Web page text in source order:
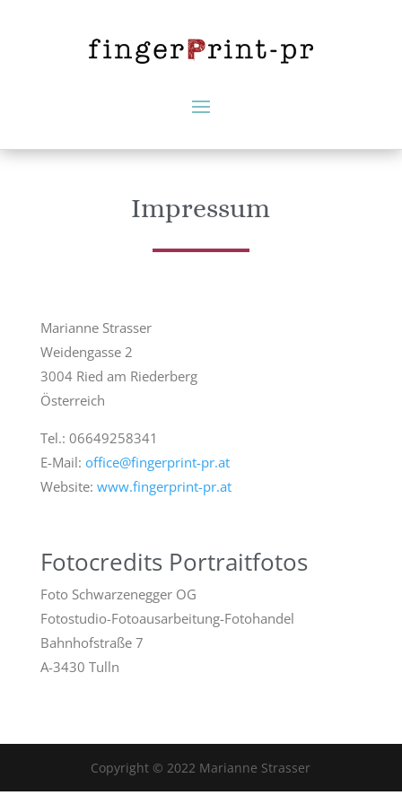
Impressum
Marianne Strasser
Weidengasse 2
3004 Ried am Riederberg
Österreich
Tel.: 06649258341
E-Mail: office@fingerprint-pr.at
Website: www.fingerprint-pr.at
Fotocredits Portraitfotos
Foto Schwarzenegger OG
Fotostudio-Fotoausarbeitung-Fotohandel
Bahnhofstraße 7
A-3430 Tulln
Copyright © 2022 Marianne Strasser